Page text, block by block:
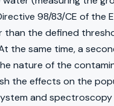
98/83/CE of the
the defined
the same time, a
nature of the
the effects on the
and